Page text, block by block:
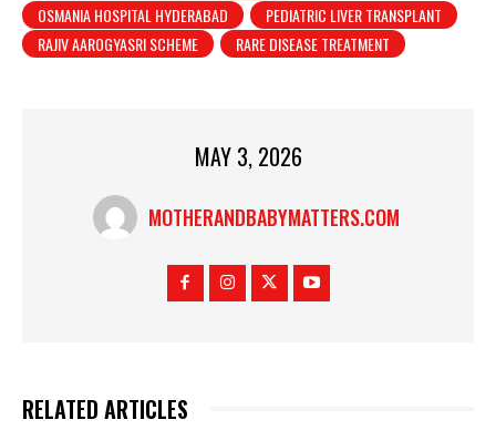
OSMANIA HOSPITAL HYDERABAD
PEDIATRIC LIVER TRANSPLANT
RAJIV AAROGYASRI SCHEME
RARE DISEASE TREATMENT
MAY 3, 2026
MOTHERANDBABYMATTERS.COM
RELATED ARTICLES